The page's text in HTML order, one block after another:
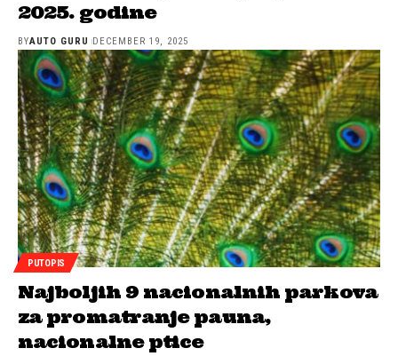
2025. godine
BYAUTO GURU DECEMBER 19, 2025
PUTOPIS
Najboljih 9 nacionalnih parkova
za promatranje pauna,
nacionalne ptice